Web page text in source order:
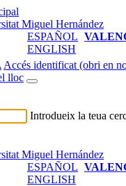
ESPAÑOL
ENGLISH
Accés identificat (obri en
lloc
Introdueix la teua
ESPAÑOL
ENGLISH